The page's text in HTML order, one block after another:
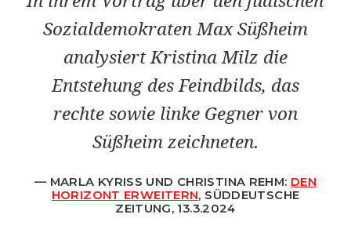
Sozialdemokraten Max Süßheim
analysiert Kristina Milz die
Entstehung des Feindbilds, das
rechte sowie linke Gegner von
Süßheim zeichneten.
MARLA KYRISS UND CHRISTINA REHM: DEN
HORIZONT ERWEITERN, SÜDDEUTSCHE
ZEITUNG, 13.3.2024